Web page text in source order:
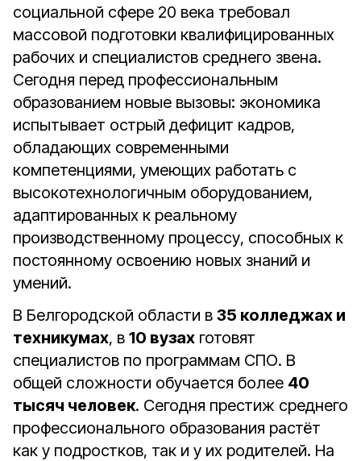
социальной сфере 20 века требовал
массовой подготовки квалифицированных
рабочих и специалистов среднего звена.
Сегодня перед профессиональным
образованием новые вызовы: экономика
испытывает острый дефицит кадров,
обладающих современными
компетенциями, умеющих работать с
высокотехнологичным оборудованием,
адаптированных к реальному
производственному процессу, способных к
постоянному освоению новых знаний и
умений.
В Белгородской области в 35 колледжах и
техникумах, в 10 вузах готовят
специалистов по программам СПО. В
общей сложности обучается более 40
тысяч человек. Сегодня престиж среднего
профессионального образования растёт
как у подростков, так и у их родителей. На